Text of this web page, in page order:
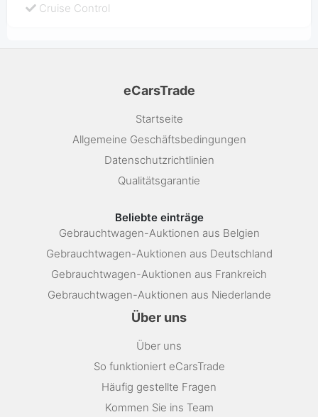
Cruise Control
eCarsTrade
Startseite
Allgemeine Geschäftsbedingungen
Datenschutzrichtlinien
Qualitätsgarantie
Beliebte einträge
Gebrauchtwagen-Auktionen aus Belgien
Gebrauchtwagen-Auktionen aus Deutschland
Gebrauchtwagen-Auktionen aus Frankreich
Gebrauchtwagen-Auktionen aus Niederlande
Über uns
Über uns
So funktioniert eCarsTrade
Häufig gestellte Fragen
Kommen Sie ins Team